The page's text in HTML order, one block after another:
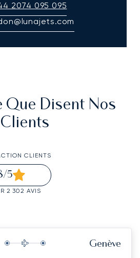
2074 095 095
Que Disent Nos
Clients
CLIENTS
/5
2 302 AVIS
Genève